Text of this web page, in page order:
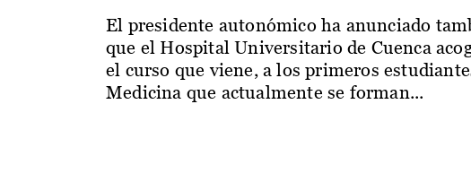
El presidente autonómico ha anunciado
que el Hospital Universitario de Cuenca
el curso que viene, a los primeros
Medicina que actualmente se forman...